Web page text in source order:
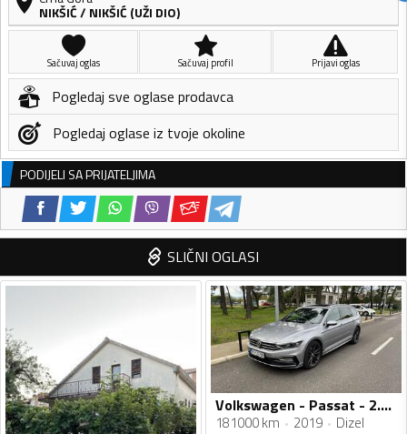
NIKŠIĆ/ NIKŠIĆ (UŽI DIO)
Sačuvaj oglas Sačuvaj profil Prijavi oglas
Pogledaj sve oglase prodavca
Pogledaj oglase iz tvoje okoline
PODIJELI SA PRIJATELJIMA
SLIČNI OGLASI
Volkswagen - Passat - 2.0 BiTDI
181000 km 2019 Dizel